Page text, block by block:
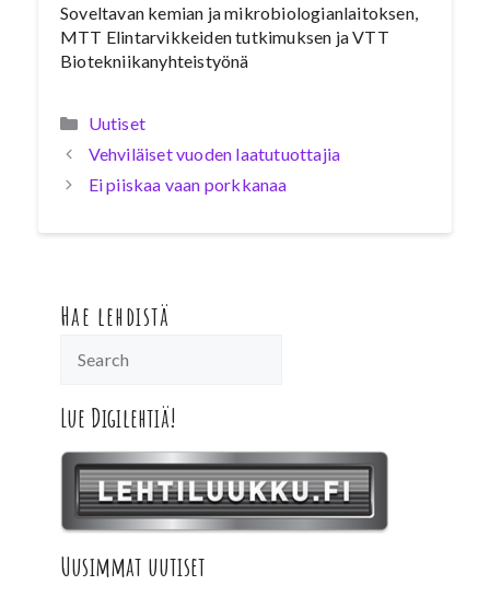
Soveltavan kemian ja mikrobiologianlaitoksen,
MTT Elintarvikkeiden tutkimuksen ja VTT
Biotekniikanyhteistyönä
Kategoriat
Uutiset
Vehviläiset vuoden laatutuottajia
Ei piiskaa vaan porkkanaa
Hae lehdistä
Lue Digilehtiä!
Uusimmat uutiset